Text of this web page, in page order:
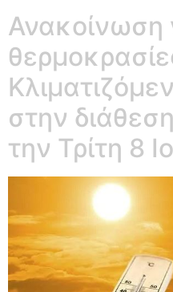
Ανακοίνωση
στην
την Τρίτη 8